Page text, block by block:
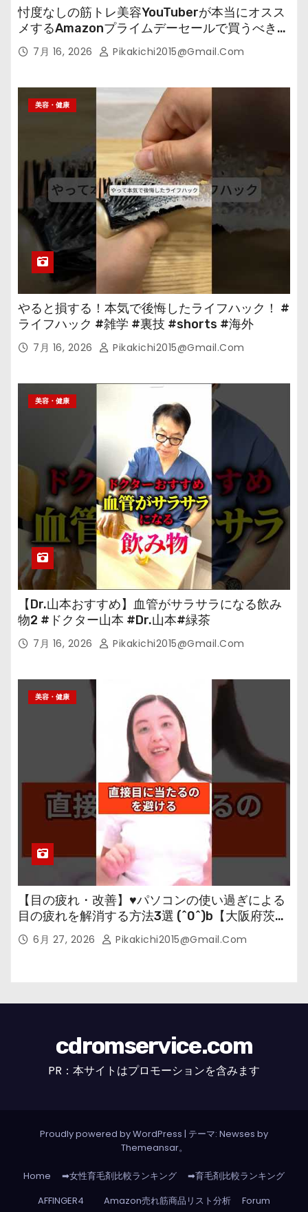
忖度なしの筋トレ美容YouTuberが本当にオスス
メするAmazonプライムデーセールで買うべきも
の 7月 16, 2026 Pikakichi2015@gmail.com
美容・健康
やると損する！本気で後悔したライフハック！ #
ライフハック #雑学 #裏技 #shorts #海外
7月 16, 2026 Pikakichi2015@gmail.com
美容・健康
【Dr.山本おすすめ】血管がサラサラになる飲み
物2 #ドクター山本 #Dr.山本#緑茶
7月 16, 2026 Pikakichi2015@gmail.com
美容・健康
【目の疲れ・改善】♥パソコンの使い過ぎによる
目の疲れを解消する方法3選 (^0^)b【大阪府茨木
市の女性・美容鍼灸・整体師が教えます。】
6月 27, 2026 Pikakichi2015@gmail.com
cdromservice.com
PR：本サイトはプロモーションを含みます
Proudly powered by WordPress | テーマ: Newses by
Themeansar。
Home ➡女性育毛剤比較ランキング
➡育毛剤比較ランキング
AFFINGER4
Amazon売れ筋商品リスト分析 Forum